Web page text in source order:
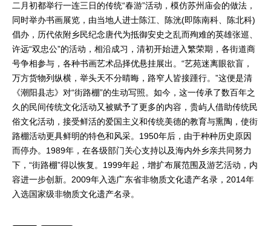
二月初都举行一连三日的传统“春游”活动，模仿苏州庙会的做法，
同时举办书画展览，由当地人进士陈江、陈洸(即陈南科、陈北科)
倡办，历代依附乡民纪念唐代为抵御安史之乱而殉难的英雄张巡、
许远“双忠公”的活动，相沿成习，清初开始进入繁荣期，各街道商
号争相参与，各种书画艺术品择优悬挂展出。“艺苑迷离眼欲盲，
万方货物列纵横，举头天不分晴晦，路窄人皆接踵行。”这便是清
《潮阳县志》对“街路棚”的生动写照。如今，这一传承了数百年之
久的民间传统文化活动又被赋予了更多的内容，贵屿人借助传统民
俗文化活动，接受鲜活的爱国主义和传统美德的教育与熏陶，使街
路棚活动更具鲜明的特色和风采。1950年后，由于种种历史原因
而停办。1989年，在各级部门关心支持以及海内外乡亲共同努力
下，“街路棚”得以恢复。1999年起，增扩布展范围及游艺活动，内
容进一步创新。2009年入选广东省非物质文化遗产名录，2014年
入选国家级非物质文化遗产名录。